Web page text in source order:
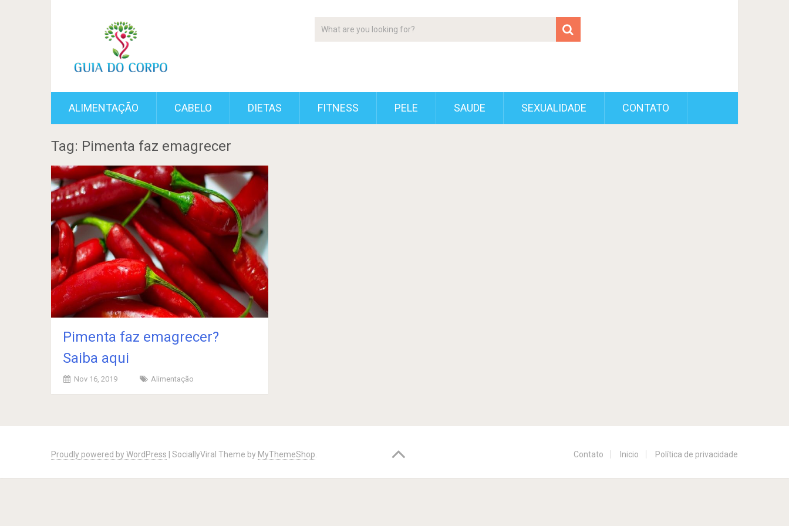
ALIMENTAÇÃO CABELO DIETAS FITNESS PELE SAUDE SEXUALIDADE CONTATO
Tag: Pimenta faz emagrecer
Pimenta faz emagrecer?
Saiba aqui
Nov 16, 2019 Alimentação
navigation
Proudly powered by WordPress SociallyViral Theme by MyThemeShop Contato Inicio Política de privacidade